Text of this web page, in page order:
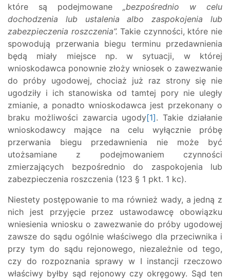
które są podejmowane „bezpośrednio w celu
dochodzenia lub ustalenia albo zaspokojenia lub
zabezpieczenia roszczenia”. Takie czynności, które nie
spowodują przerwania biegu terminu przedawnienia
będą miały miejsce np. w sytuacji, w której
wnioskodawca ponownie złoży wniosek o zawezwanie
do próby ugodowej, chociaż już raz strony się nie
ugodziły i ich stanowiska od tamtej pory nie uległy
zmianie, a ponadto wnioskodawca jest przekonany o
braku możliwości zawarcia ugody[1]. Takie działanie
wnioskodawcy mające na celu wyłącznie próbę
przerwania biegu przedawnienia nie może być
utożsamiane z podejmowaniem czynności
zmierzających bezpośrednio do zaspokojenia lub
zabezpieczenia roszczenia (123 § 1 pkt. 1 kc).
Niestety postępowanie to ma również wady, a jedną z
nich jest przyjęcie przez ustawodawcę obowiązku
wniesienia wniosku o zawezwanie do próby ugodowej
zawsze do sądu ogólnie właściwego dla przeciwnika i
przy tym do sądu rejonowego, niezależnie od tego,
czy do rozpoznania sprawy w I instancji rzeczowo
właściwy byłby sąd rejonowy czy okręgowy. Sąd ten